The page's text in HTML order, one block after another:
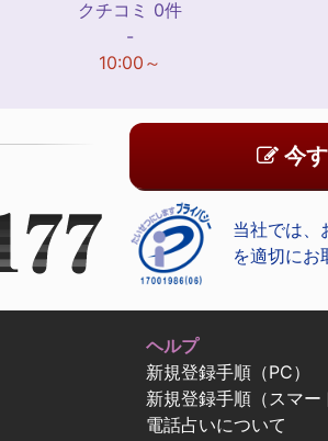
クチコミ 0件
-
10:00～
今す
当社では、
を適切にお
ヘルプ
新規登録手順（PC）
新規登録手順（スマー
電話占いについて